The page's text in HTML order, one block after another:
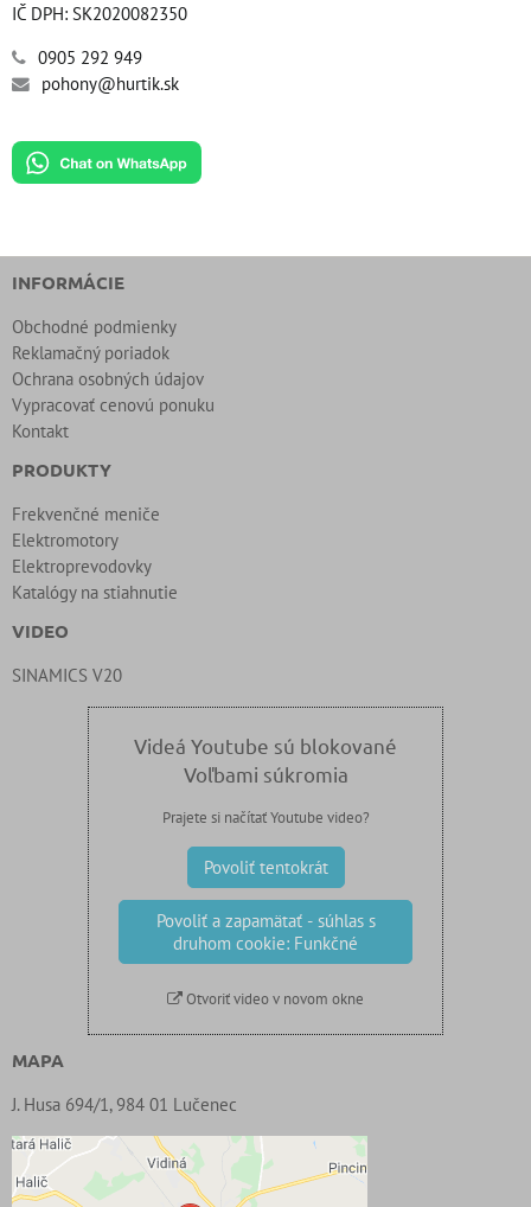
IČ DPH: SK2020082350
0905 292 949
pohony@hurtik.sk
INFORMÁCIE
Obchodné podmienky
Reklamačný poriadok
Ochrana osobných údajov
Vypracovať cenovú ponuku
Kontakt
PRODUKTY
Frekvenčné meniče
Elektromotory
Elektroprevodovky
Katalógy na stiahnutie
VIDEO
SINAMICS V20
Videá Youtube sú blokované
Voľbami súkromia
Prajete si načítať Youtube video?
Povoliť tentokrát
Povoliť a zapamätať - súhlas s
druhom cookie: Funkčné
Otvoriť video v novom okne
MAPA
J. Husa 694/1, 984 01 Lučenec